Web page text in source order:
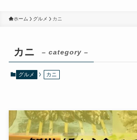
ホーム グルメ カニ
カニ – category –
グルメ カニ